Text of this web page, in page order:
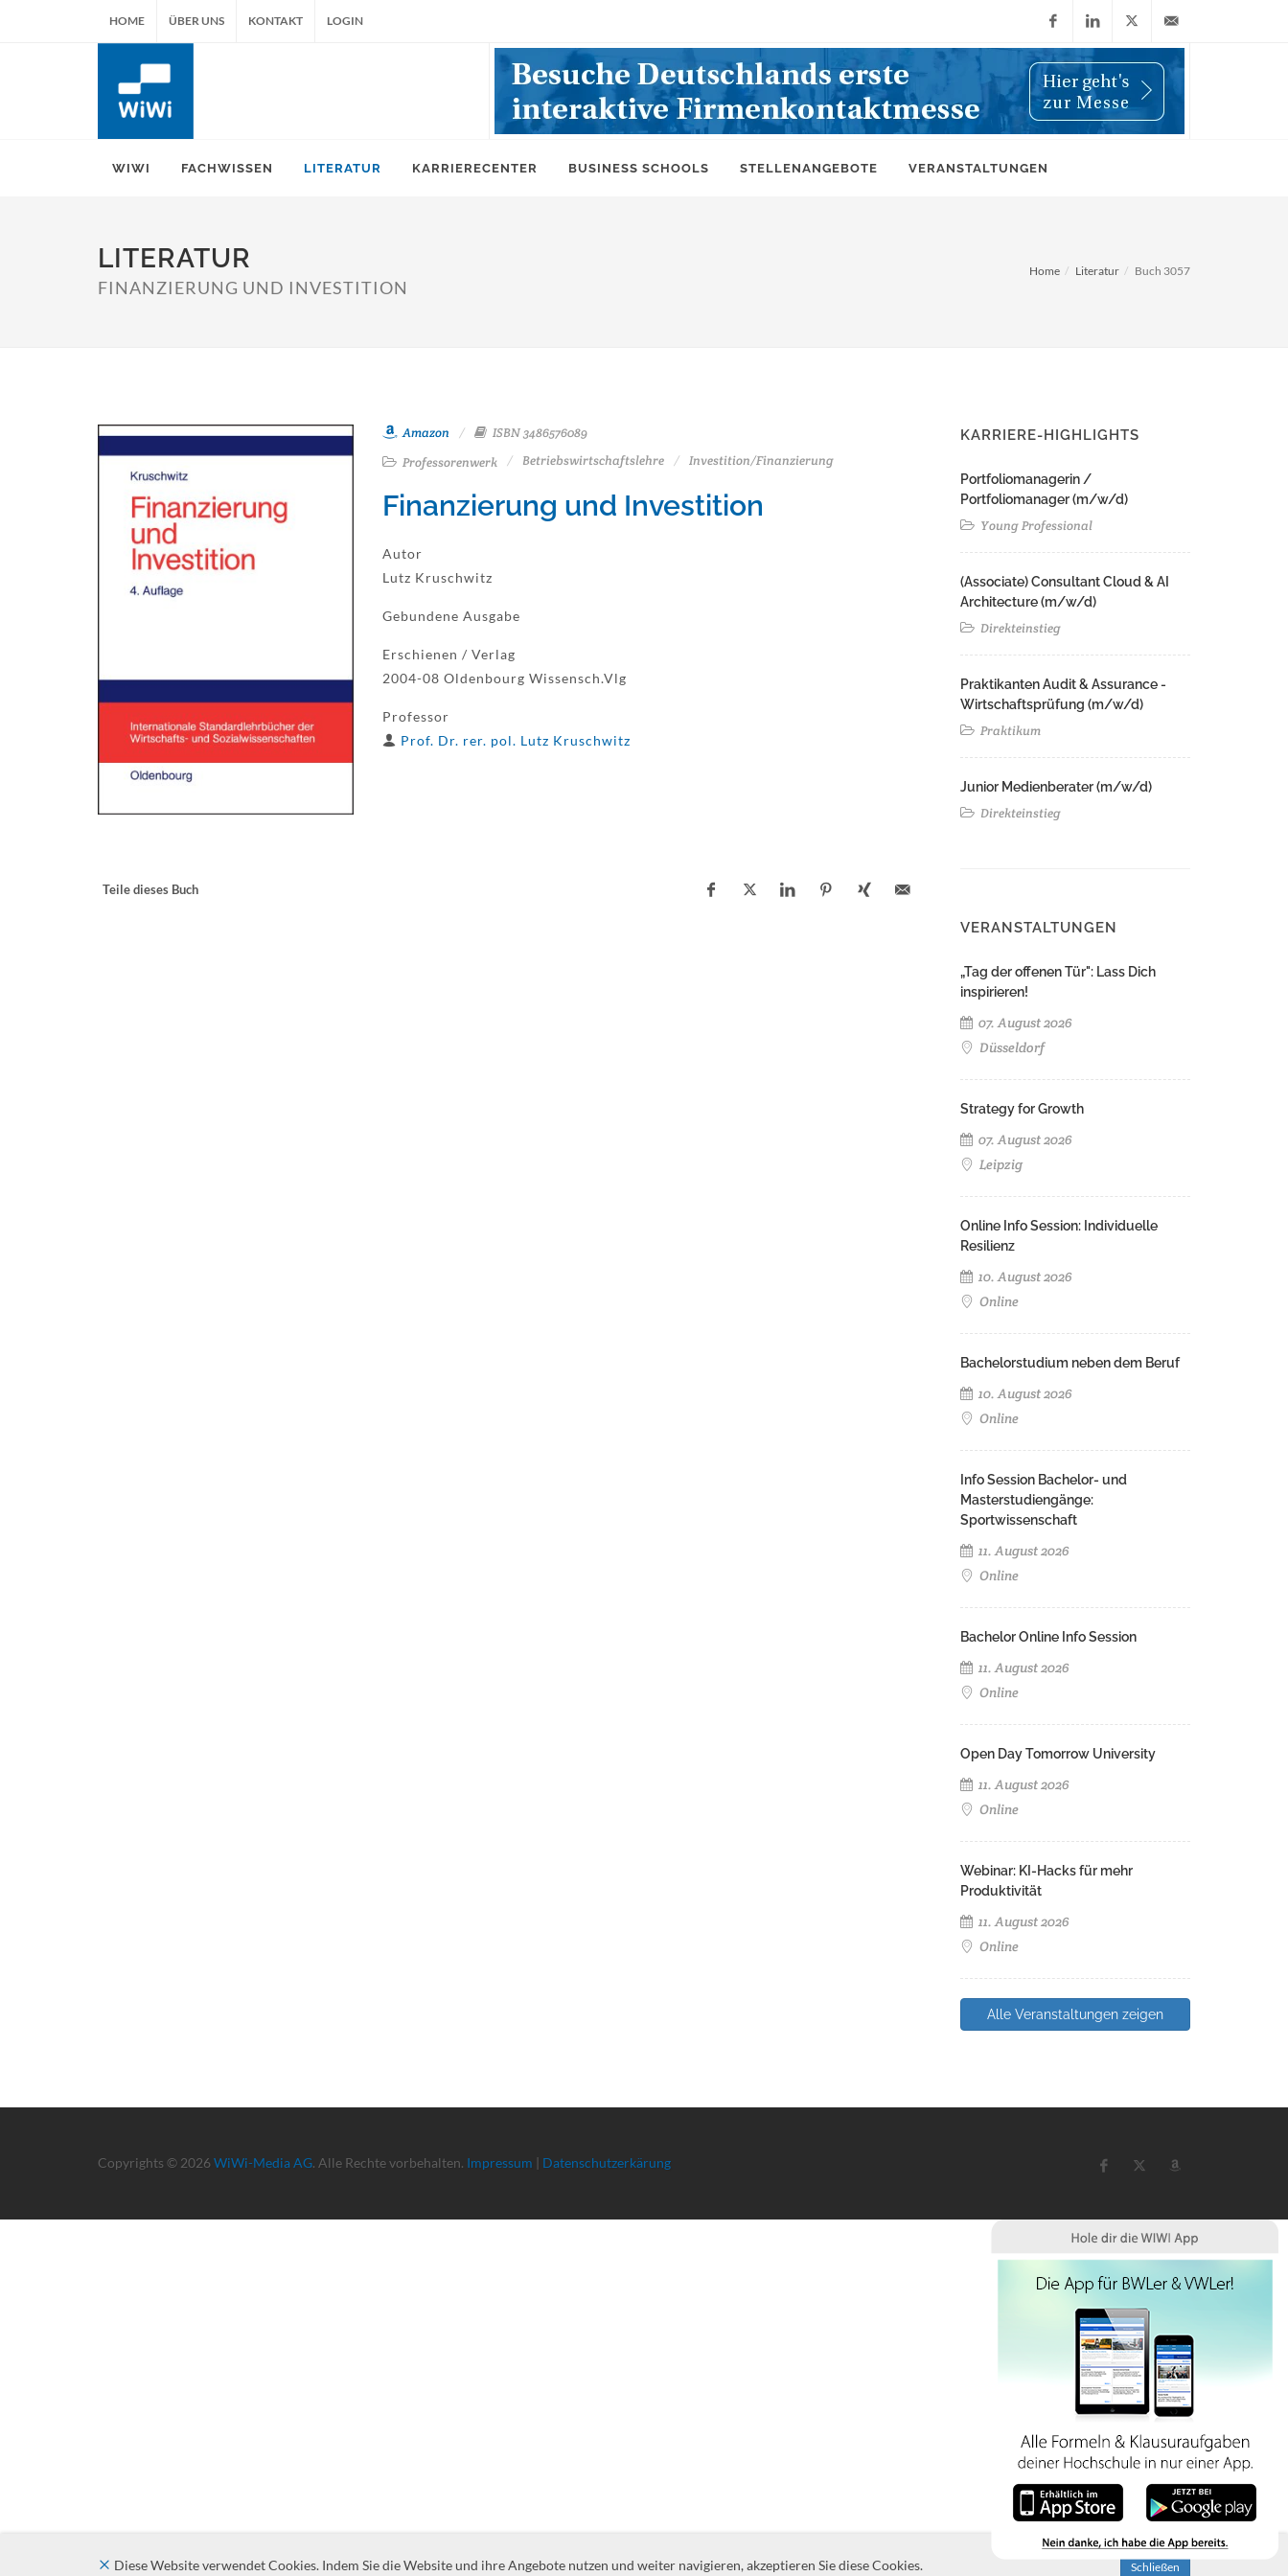
HOME ÜBER UNS KONTAKT LOGIN
FacebookLinkedIn
X
(Twitter)
info@wiwi-
WIWI FACHWISSEN LITERATUR KARRIERECENTER BUSINESS SCHOOLS STELLENANGEBOTE VERANSTALTUNGEN
LITERATUR
FINANZIERUNG UND INVESTITION
Home Literatur Buch 3057
Amazon
ISBN 3486576089
Professorenwerk
Betriebswirtschaftslehre Investition/Finanzierung
Finanzierung und Investition
Autor
Lutz Kruschwitz
Gebundene Ausgabe
Erschienen / Verlag
2004-08 Oldenbourg Wissensch.Vlg
Professor
Prof. Dr. rer. pol. Lutz Kruschwitz
Teile dieses Buch
KARRIERE-HIGHLIGHTS
Portfoliomanagerin /
Portfoliomanager (m/w/d)
Young Professional
(Associate) Consultant Cloud & AI
Architecture (m/w/d)​ ​
Direkteinstieg
Praktikanten Audit & Assurance -
Wirtschaftsprüfung (m/w/d)
Praktikum
Junior Medienberater (m/w/d)
Direkteinstieg
VERANSTALTUNGEN
„Tag der offenen Tür": Lass Dich
inspirieren!
07. August 2026
Düsseldorf
Strategy for Growth
07. August 2026
Leipzig
Online Info Session: Individuelle
Resilienz
10. August 2026
Online
Bachelorstudium neben dem Beruf
10. August 2026
Online
Info Session Bachelor- und
Masterstudiengänge:
Sportwissenschaft
11. August 2026
Online
Bachelor Online Info Session
11. August 2026
Online
Open Day Tomorrow University
11. August 2026
Online
Webinar: KI-Hacks für mehr
Produktivität
11. August 2026
Online
Alle Veranstaltungen zeigen
Copyrights © 2026 WiWi-Media AG. Alle Rechte vorbehalten. Impressum | Datenschutzerkärung
Diese Website verwendet Cookies. Indem Sie die Website und ihre Angebote nutzen und weiter navigieren, akzeptieren Sie diese Cookies. Schließen